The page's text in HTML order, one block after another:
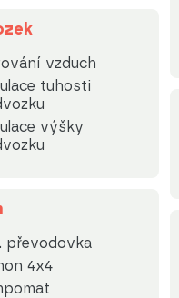
vzduch
tuhosti
výšky
převodovka
4x4